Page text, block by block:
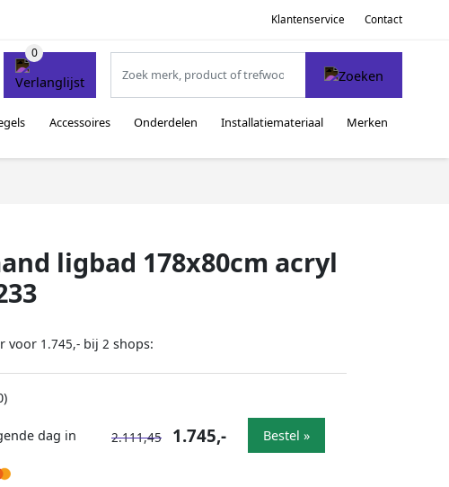
Klantenservice Contact
Accessoires Onderdelen Installatiemateriaal Merken
ligbad 178x80cm acryl
voor 1.745,- bij 2 shops:
dag in
2.111,45 1.745,- Bestel »